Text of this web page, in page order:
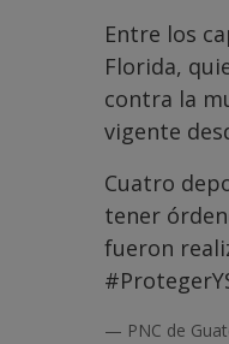
Entre los
Florida,
contra la
vigente
Cuatro
tener
fueron
— PNC de